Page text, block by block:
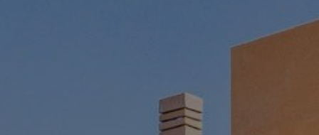
Acheter Villa 8 pièces 423 m² Marrakech